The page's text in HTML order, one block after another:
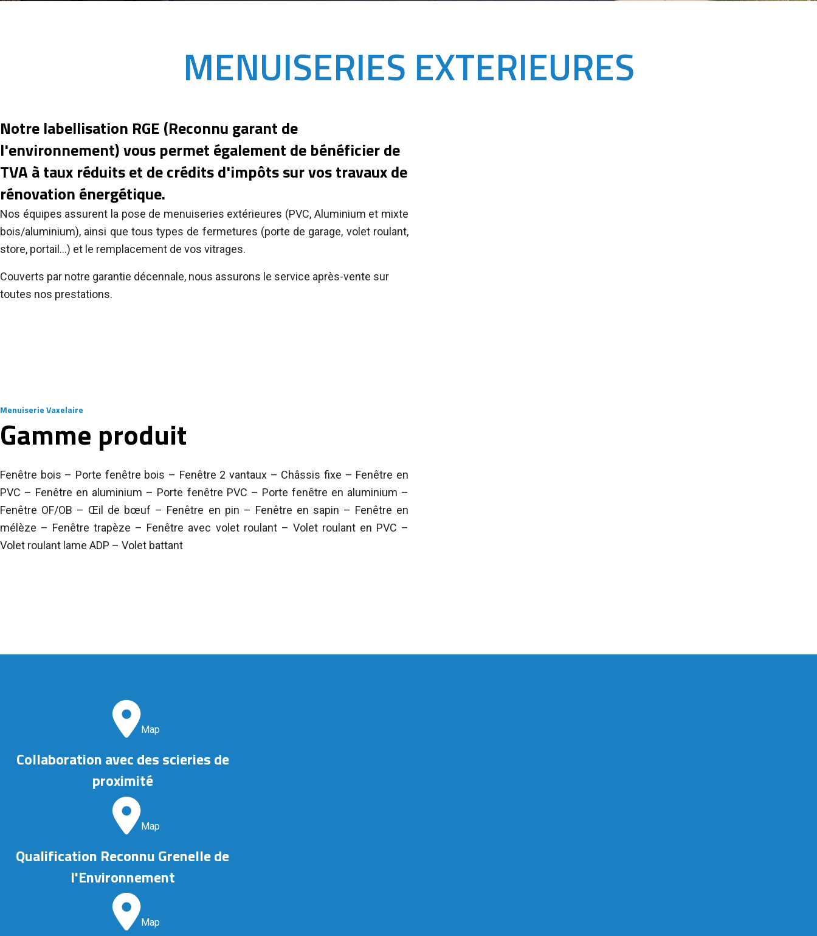
MENUISERIES EXTERIEURES
Notre labellisation RGE (Reconnu garant de
l'environnement) vous permet également de bénéficier de
TVA à taux réduits et de crédits d'impôts sur vos travaux de
rénovation énergétique.
Nos équipes assurent la pose de menuiseries extérieures (PVC, Aluminium et mixte
bois/aluminium), ainsi que tous types de fermetures (porte de garage, volet roulant,
store, portail...) et le remplacement de vos vitrages.
Couverts par notre garantie décennale, nous assurons le service après-vente sur
toutes nos prestations.
Menuiserie Vaxelaire
Gamme produit
Fenêtre bois – Porte fenêtre bois – Fenêtre 2 vantaux – Châssis fixe – Fenêtre en
PVC – Fenêtre en aluminium – Porte fenêtre PVC – Porte fenêtre en aluminium –
Fenêtre OF/OB – Œil de bœuf – Fenêtre en pin – Fenêtre en sapin – Fenêtre en
mélèze – Fenêtre trapèze – Fenêtre avec volet roulant – Volet roulant en PVC –
Volet roulant lame ADP – Volet battant
Map
Collaboration avec des scieries de
proximité
Map
Qualification Reconnu Grenelle de
l'Environnement
Map